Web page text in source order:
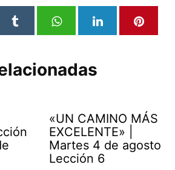
«UN CAMINO MÁS
EXCELENTE» |
Martes 4 de agosto
Lección 6